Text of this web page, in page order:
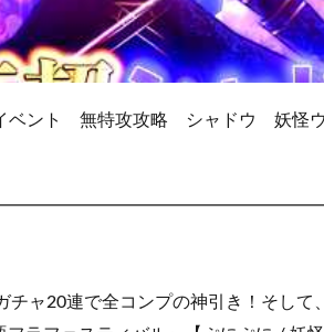
ベント 無特攻攻略 シャドウ 妖怪ウ
ャ20連で全コンプの神引き！そして